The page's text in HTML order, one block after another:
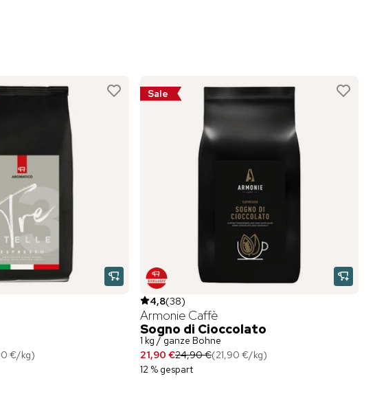
€/kg)
Sale
4,8(38)
Armonie Caffè
Sogno di Cioccolato
1 kg / ganze Bohne
21,90 €24,90 €(21,90 €/kg)
12 % gespart